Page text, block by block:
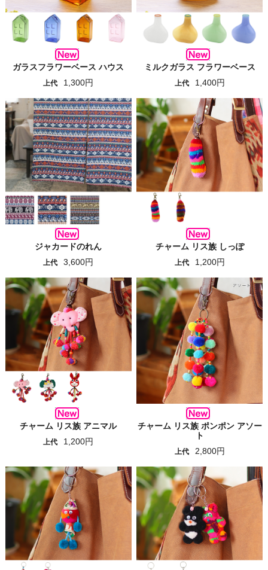
ガラスフラワーベース ハウス
上代 1,300円
ミルクガラス フラワーベース
上代 1,400円
ジャカードのれん
上代 3,600円
チャーム リス族 しっぽ
上代 1,200円
チャーム リス族 アニマル
上代 1,200円
チャーム リス族 ポンポン アソー
ト
上代 2,800円